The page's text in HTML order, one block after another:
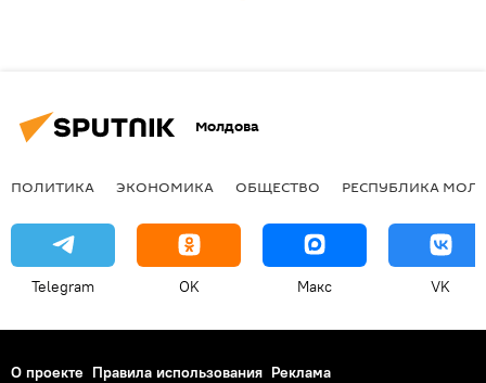
Молдова
ПОЛИТИКА ЭКОНОМИКА ОБЩЕСТВО РЕСПУБЛИКА
Telegram OK Макс VK
О проекте Правила использования Реклама